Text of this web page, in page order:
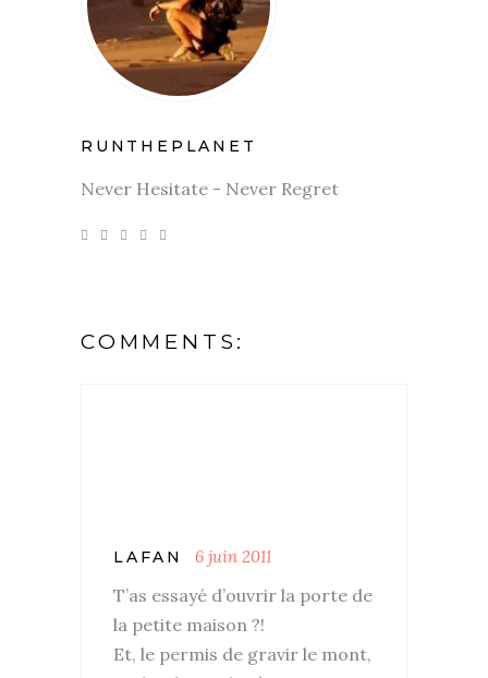
RUNTHEPLANET
Never Hesitate - Never Regret
COMMENTS:
LAFAN 6 juin 2011
T’as essayé d’ouvrir la porte de
la petite maison ?!
Et, le permis de gravir le mont,